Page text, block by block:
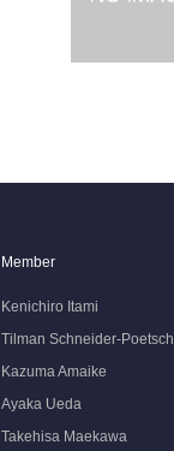
Member
Kenichiro Itami
Tilman Schneider-Poetsch
Kazuma Amaike
Ayaka Ueda
Takehisa Maekawa